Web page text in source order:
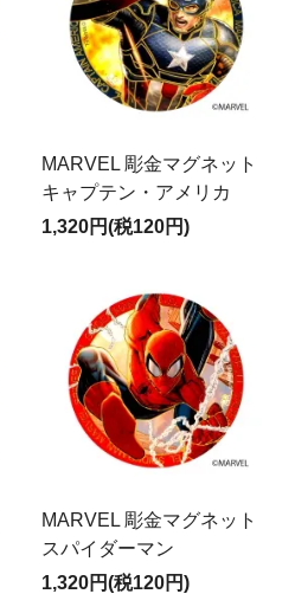
MARVEL 彫金マグネット
キャプテン・アメリカ
1,320円(税120円)
MARVEL 彫金マグネット
スパイダーマン
1,320円(税120円)